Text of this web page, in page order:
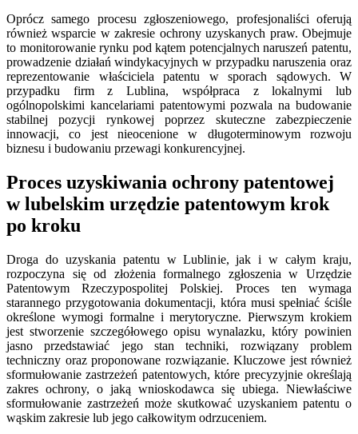
Oprócz samego procesu zgłoszeniowego, profesjonaliści oferują
również wsparcie w zakresie ochrony uzyskanych praw. Obejmuje
to monitorowanie rynku pod kątem potencjalnych naruszeń patentu,
prowadzenie działań windykacyjnych w przypadku naruszenia oraz
reprezentowanie właściciela patentu w sporach sądowych. W
przypadku firm z Lublina, współpraca z lokalnymi lub
ogólnopolskimi kancelariami patentowymi pozwala na budowanie
stabilnej pozycji rynkowej poprzez skuteczne zabezpieczenie
innowacji, co jest nieocenione w długoterminowym rozwoju
biznesu i budowaniu przewagi konkurencyjnej.
Proces uzyskiwania ochrony patentowej
w lubelskim urzędzie patentowym krok
po kroku
Droga do uzyskania patentu w Lublinie, jak i w całym kraju,
rozpoczyna się od złożenia formalnego zgłoszenia w Urzędzie
Patentowym Rzeczypospolitej Polskiej. Proces ten wymaga
starannego przygotowania dokumentacji, która musi spełniać ściśle
określone wymogi formalne i merytoryczne. Pierwszym krokiem
jest stworzenie szczegółowego opisu wynalazku, który powinien
jasno przedstawiać jego stan techniki, rozwiązany problem
techniczny oraz proponowane rozwiązanie. Kluczowe jest również
sformułowanie zastrzeżeń patentowych, które precyzyjnie określają
zakres ochrony, o jaką wnioskodawca się ubiega. Niewłaściwe
sformułowanie zastrzeżeń może skutkować uzyskaniem patentu o
wąskim zakresie lub jego całkowitym odrzuceniem.